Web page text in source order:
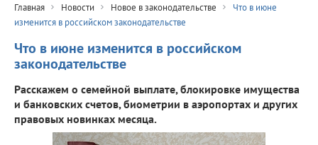
Главная Новости Новое в законодательстве
Что в июне
изменится в российском законодательстве
Что в июне изменится в российском
законодательстве
Расскажем о семейной выплате, блокировке имущества
и банковских счетов, биометрии в аэропортах и других
правовых новинках месяца.